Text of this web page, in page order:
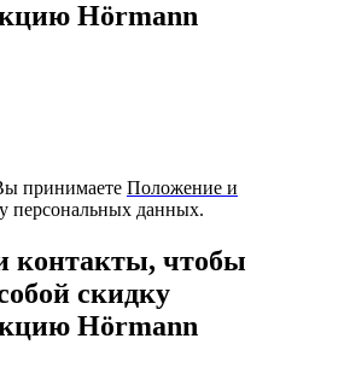
Hörmann
принимаете Положение и
персональных данных.
контакты, чтобы
скидку
Hörmann